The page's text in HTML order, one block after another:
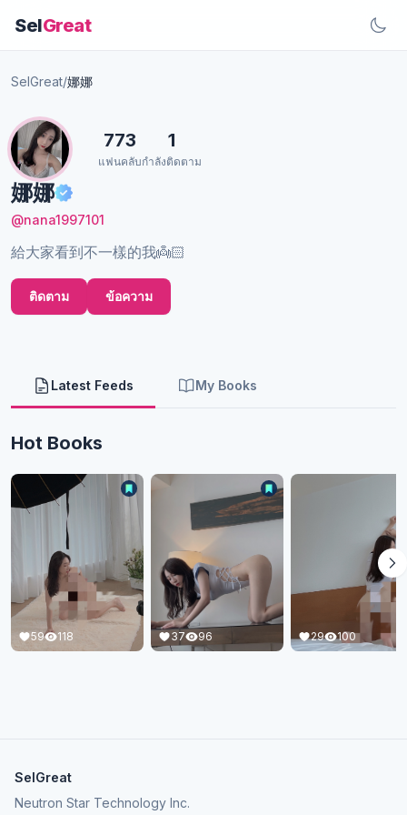
SelGreat
SelGreat/娜娜
娜娜
@nana1997101
給大家看到不一樣的我👼🏻
773
แฟนคลับ
1
กำลังติดตาม
ติดตาม ข้อความ
Latest Feeds My Books
Hot Books
59 118 37 96 29 100
SelGreat
Neutron Star Technology Inc.